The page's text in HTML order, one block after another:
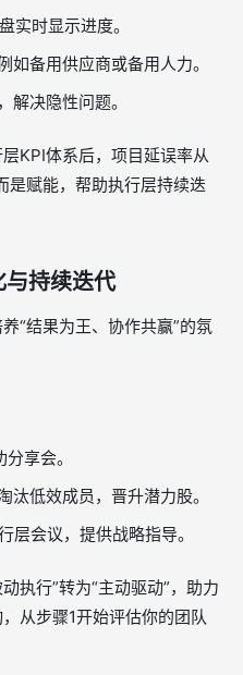
实时显示进度。
如备用供应商或备用人力。
解决隐性问题。
KPI体系后，项目延误率从
是赋能，帮助执行层持续迭
持续迭代
“结果为王、协作共赢”的氛
享会。
汰低效成员，晋升潜力股。
层会议，提供战略指导。
执行”转为“主动驱动”，助力
从步骤1开始评估你的团队